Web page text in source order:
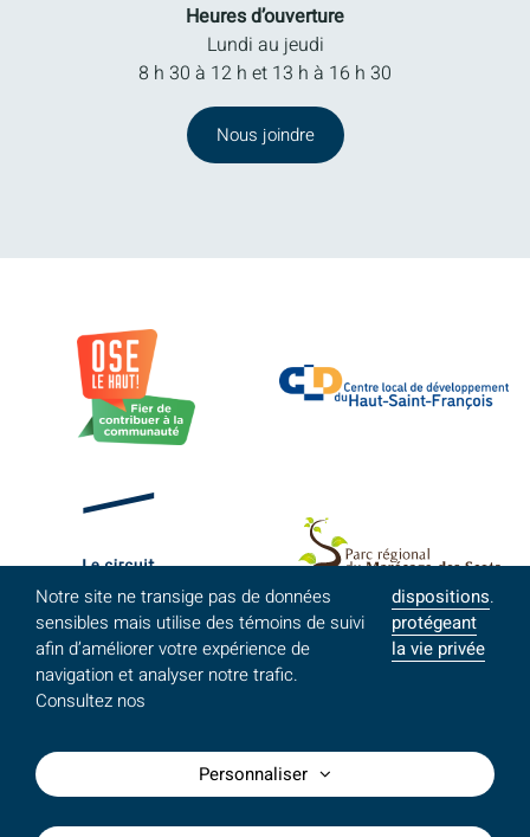
Heures d’ouverture
Lundi au jeudi
8 h 30 à 12 h et 13 h à 16 h 30
Nous joindre
©MRC du Haut-Saint-François - Tous droits réservés /Conception site Web
Notre site ne transige pas de données
sensibles mais utilise des témoins de suivi
afin d’améliorer votre expérience de
navigation et analyser notre trafic.
Consultez nos
dispositions
protégeant
la vie privée
.
Personnaliser